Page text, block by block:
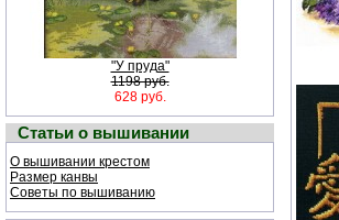
"У пруда"
1198 руб.
628 руб.
Статьи о вышивании
О вышивании крестом
Размер канвы
Советы по вышиванию